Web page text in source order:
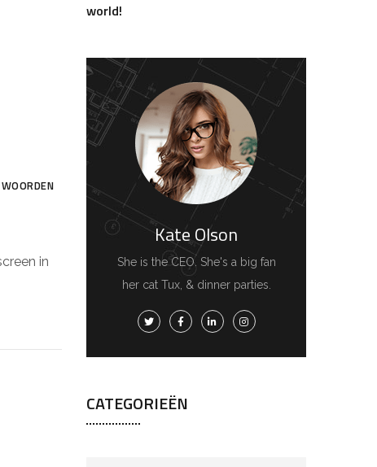
in
world!
Kate Olson
She is the CEO. She's a big fan
her cat Tux, & dinner parties.
CATEGORIEËN